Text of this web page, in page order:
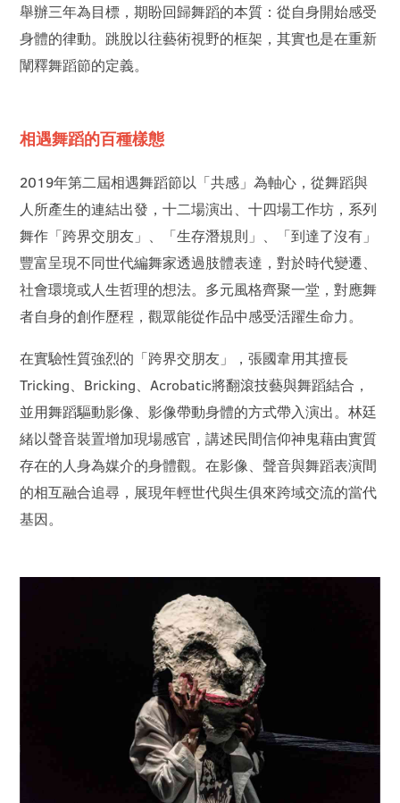
舉辦三年為目標，期盼回歸舞蹈的本質：從自身開始感受
身體的律動。跳脫以往藝術視野的框架，其實也是在重新
闡釋舞蹈節的定義。
相遇舞蹈的百種樣態
2019年第二屆相遇舞蹈節以「共感」為軸心，從舞蹈與
人所產生的連結出發，十二場演出、十四場工作坊，系列
舞作「跨界交朋友」、「生存潛規則」、「到達了沒有」
豐富呈現不同世代編舞家透過肢體表達，對於時代變遷、
社會環境或人生哲理的想法。多元風格齊聚一堂，對應舞
者自身的創作歷程，觀眾能從作品中感受活躍生命力。
在實驗性質強烈的「跨界交朋友」，張國韋用其擅長
Tricking、Bricking、Acrobatic將翻滾技藝與舞蹈結合，
並用舞蹈驅動影像、影像帶動身體的方式帶入演出。林廷
緒以聲音裝置增加現場感官，講述民間信仰神鬼藉由實質
存在的人身為媒介的身體觀。在影像、聲音與舞蹈表演間
的相互融合追尋，展現年輕世代與生俱來跨域交流的當代
基因。